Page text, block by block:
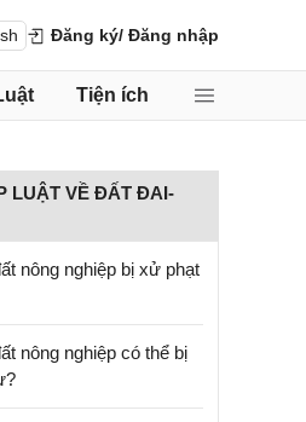
Đăng ký/ Đăng nhập
Tiện ích
LUẬT VỀ ĐẤT ĐAI-
nông nghiệp bị xử phạt
nông nghiệp có thể bị